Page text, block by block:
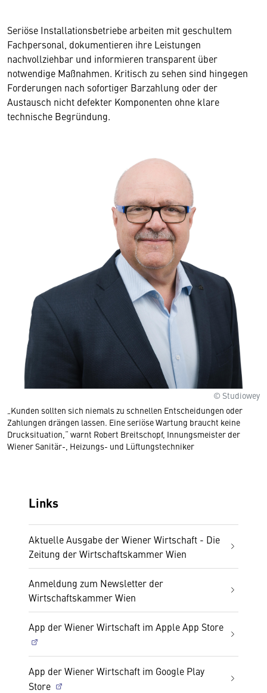
Seriöse Installationsbetriebe arbeiten mit geschultem
Fachpersonal, dokumentieren ihre Leistungen
nachvollziehbar und informieren transparent über
notwendige Maßnahmen. Kritisch zu sehen sind hingegen
Forderungen nach sofortiger Barzahlung oder der
Austausch nicht defekter Komponenten ohne klare
technische Begründung.
© Studiowey
„Kunden sollten sich niemals zu schnellen Entscheidungen oder
Zahlungen drängen lassen. Eine seriöse Wartung braucht keine
Drucksituation,“ warnt Robert Breitschopf, Innungsmeister der
Wiener Sanitär-, Heizungs- und Lüftungstechniker
Links
Aktuelle Ausgabe der Wiener Wirtschaft - Die
Zeitung der Wirtschaftskammer Wien
Anmeldung zum Newsletter der
Wirtschaftskammer Wien
App der Wiener Wirtschaft im Apple App Store
App der Wiener Wirtschaft im Google Play
Store